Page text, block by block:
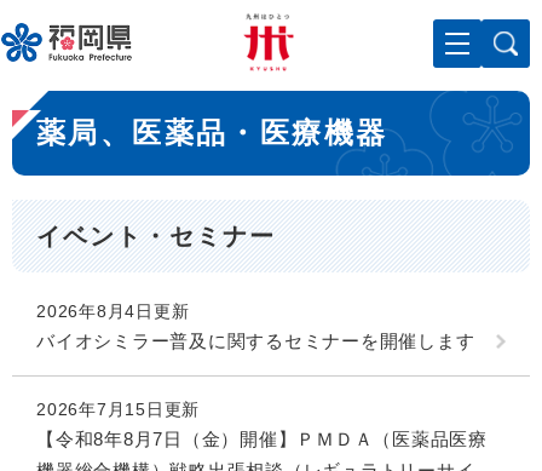
ー
ジ
先
頭
で
。
メニューを飛ばして本文へ
本
文
薬局、医薬品・医療機器
イベント・セミナー
2026年8月4日更新
バイオシミラー普及に関するセミナーを開催します
2026年7月15日更新
【令和8年8月7日（金）開催】ＰＭＤＡ（医薬品医療